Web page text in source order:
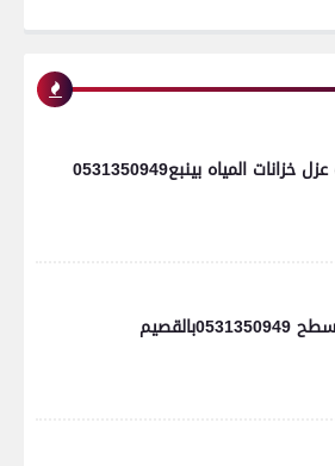
خزانات المياه بينبع0531350949